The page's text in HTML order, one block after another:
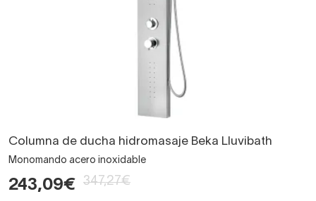
Columna de ducha hidromasaje Beka Lluvibath
Monomando acero inoxidable
243,09€ 347,27€